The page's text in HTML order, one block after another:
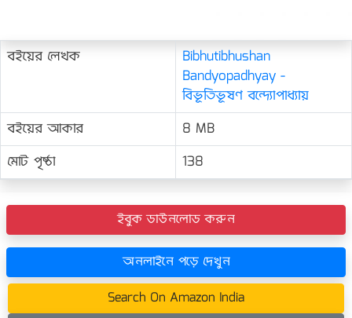
বইয়ের লেখক
Bibhutibhushan
Bandyopadhyay -
বিভূতিভূষণ বন্দ্যোপাধ্যায়
বইয়ের আকার
8 MB
মোট পৃষ্ঠা
138
ইবুক ডাউনলোড করুন
অনলাইনে পড়ে দেখুন
Search On Amazon India